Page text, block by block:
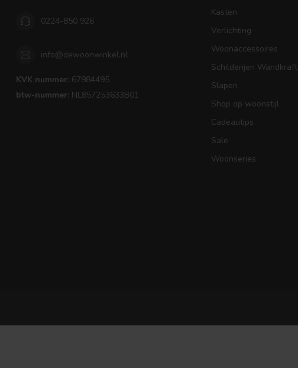
0224-850 926
info@dewoonwinkel.nl
KVK nummer: 67984495
btw-nummer: NL857253633B01
Kasten
Verlichting
Woonaccessoires
Schilderijen Wandkraft
Slapen
Shop op woonstijl
Cadeautips
Sale
Woonseries